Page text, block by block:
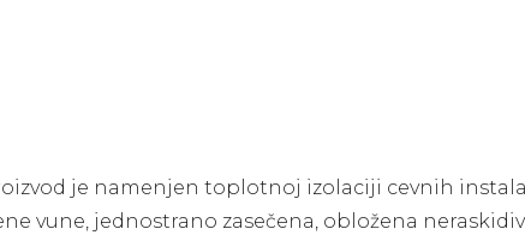
je namenjen toplotnoj izolaciji cevnih
vune, jednostrano zasečena, obložena